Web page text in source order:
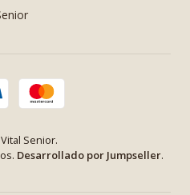
Senior.
Desarrollado por Jumpseller.